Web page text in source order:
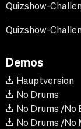
Quizshow-
Quizshow-
Demos
Hauptversion
No Drums
No Drums /No
No Drums /No